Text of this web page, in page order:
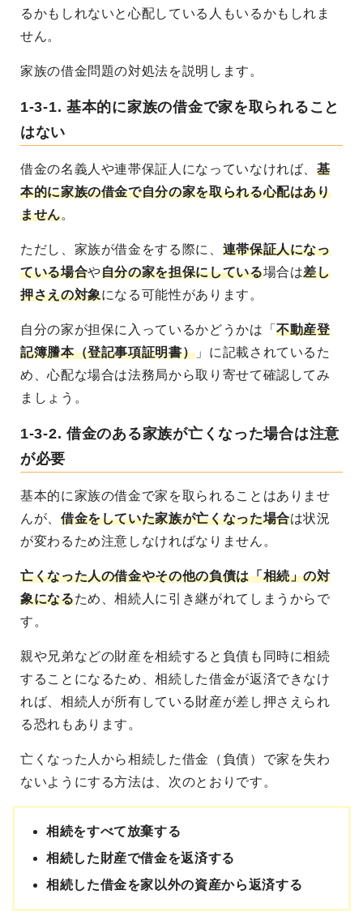
るかもしれないと心配している人もいるかもしれま
せん。
家族の借金問題の対処法を説明します。
1-3-1. 基本的に家族の借金で家を取られること
はない
借金の名義人や連帯保証人になっていなければ、基
本的に家族の借金で自分の家を取られる心配はあり
ません。
ただし、家族が借金をする際に、 連帯保証人になっ
ている場合や自分の家を担保にしている場合は差し
押さえの対象になる可能性があります。
自分の家が担保に入っているかどうかは「不動産登
記簿謄本（登記事項証明書） 」に記載されているた
め、心配な場合は法務局から取り寄せて確認してみ
ましょう。
1-3-2. 借金のある家族が亡くなった場合は注意
が必要
基本的に家族の借金で家を取られることはありませ
んが、 借金をしていた家族が亡くなった場合は状況
が変わるため注意しなければなりません。
亡くなった人の借金やその他の負債は「相続」の対
象になるため、相続人に引き継がれてしまうからで
す。
親や兄弟などの財産を相続すると負債も同時に相続
することになるため、相続した借金が返済できなけ
れば、相続人が所有している財産が差し押さえられ
る恐れもあります。
亡くなった人から相続した借金（負債）で家を失わ
ないようにする方法は、次のとおりです。
相続をすべて放棄する
相続した財産で借金を返済する
相続した借金を家以外の資産から返済する